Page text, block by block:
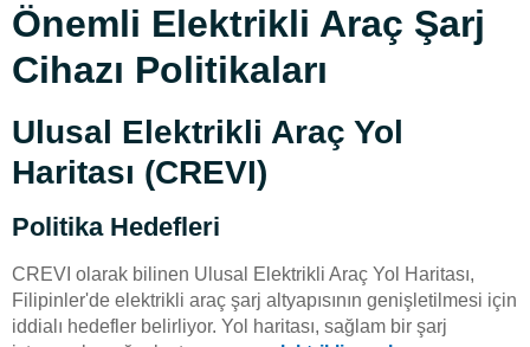
Önemli Elektrikli Araç Şarj
Cihazı Politikaları
Ulusal Elektrikli Araç Yol
Haritası (CREVI)
Politika Hedefleri
CREVI olarak bilinen Ulusal Elektrikli Araç Yol Haritası,
Filipinler'de elektrikli araç şarj altyapısının genişletilmesi için
iddialı hedefler belirliyor. Yol haritası, sağlam bir şarj